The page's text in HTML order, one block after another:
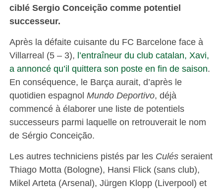
ciblé Sergio Conceição comme potentiel
successeur.
Après la défaite cuisante du FC Barcelone face à
Villarreal (5 – 3), l’entraîneur du club catalan, Xavi,
a annoncé qu’il quittera son poste en fin de saison.
En conséquence, le Barça aurait, d’après le
quotidien espagnol Mundo Deportivo, déjà
commencé à élaborer une liste de potentiels
successeurs parmi laquelle on retrouverait le nom
de Sérgio Conceição.
Les autres techniciens pistés par les Culésseraient
Thiago Motta (Bologne), Hansi Flick (sans club),
Mikel Arteta (Arsenal), Jürgen Klopp (Liverpool) et